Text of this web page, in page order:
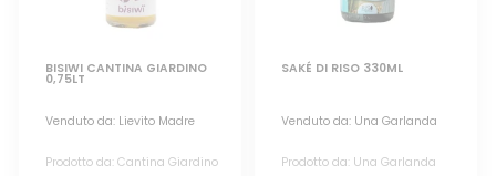
BISIWI CANTINA GIARDINO
0,75LT
Venduto da: Lievito Madre
Prodotto da: Cantina Giardino
SAKÉ DI RISO 330ML
Venduto da: Una Garlanda
Prodotto da: Una Garlanda